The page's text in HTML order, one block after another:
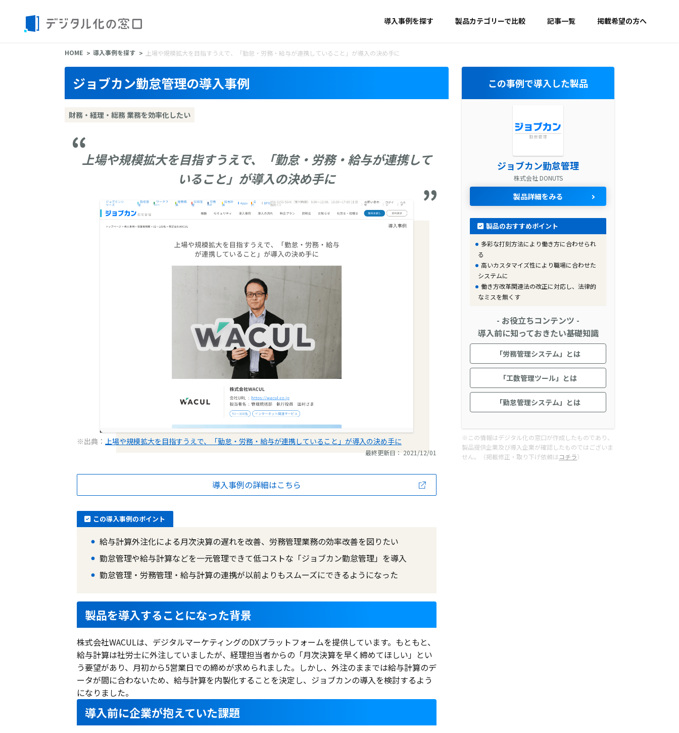
導入事例を探す 製品カテゴリーで比較 記事一覧 掲載希望の方へ
HOME 導入事例を探す 上場や規模拡大を目指すうえで、「勤怠・労務・給与が連携していること」が導入の決め手に
ジョブカン勤怠管理の導入事例
財務・経理・総務 業務を効率化したい
上場や規模拡大を目指すうえで、「勤怠・労務・給与が連携して
いること」が導入の決め手に
※出典： 上場や規模拡大を目指すうえで、「勤怠・労務・給与が連携していること」が導入の決め手に
最終更新日： 2021/12/01
導入事例の詳細はこちら
この導入事例のポイント
給与計算外注化による月次決算の遅れを改善、労務管理業務の効率改善を図りたい
勤怠管理や給与計算などを一元管理できて低コストな「ジョブカン勤怠管理」を導入
勤怠管理・労務管理・給与計算の連携が以前よりもスムーズにできるようになった
製品を導入することになった背景
株式会社WACULは、デジタルマーケティングのDXプラットフォームを提供しています。もともと、
給与計算は社労士に外注していましたが、経理担当者からの「月次決算を早く締めてほしい」とい
う要望があり、月初から5営業日での締めが求められました。しかし、外注のままでは給与計算のデ
ータが間に合わないため、給与計算を内製化することを決定し、ジョブカンの導入を検討するよう
になりました。
導入前に企業が抱えていた課題
この事例で導入した製品
ジョブカン勤怠管理
株式会社 DONUTS
製品詳細をみる
製品のおすすめポイント
多彩な打刻方法により働き方に合わせられ
る
高いカスタマイズ性により職場に合わせた
システムに
働き方改革関連法の改正に対応し、法律的
なミスを無くす
- お役立ちコンテンツ -
導入前に知っておきたい基礎知識
「労務管理システム」とは
「工数管理ツール」とは
「勤怠管理システム」とは
※この情報はデジタル化の窓口が作成したものであり、
製品提供企業及び導入企業が確認したものではございま
せん。（掲載修正・取り下げ依頼はコチラ）